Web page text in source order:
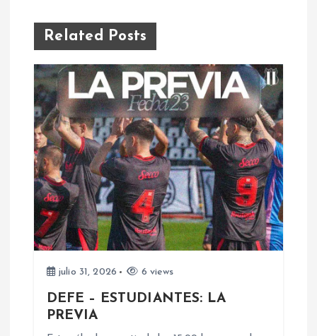
a
c
ó
n
d
Related Posts
julio 31, 2026 6 views
DEFE – ESTUDIANTES: LA
PREVIA